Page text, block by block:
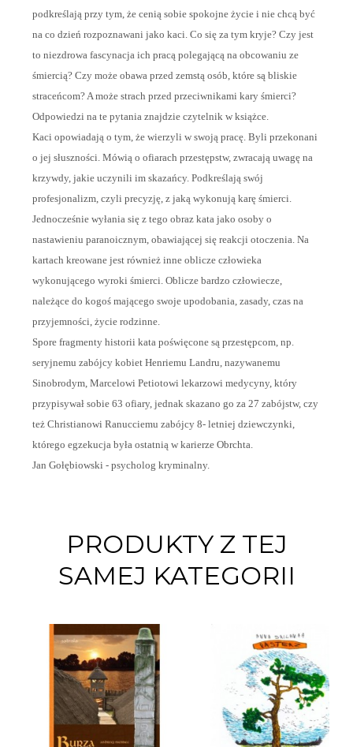
podkreślają przy tym, że cenią sobie spokojne życie i nie chcą być
na co dzień rozpoznawani jako kaci. Co się za tym kryje? Czy jest
to niezdrowa fascynacja ich pracą polegającą na obcowaniu ze
śmiercią? Czy może obawa przed zemstą osób, które są bliskie
straceńcom? A może strach przed przeciwnikami kary śmierci?
Odpowiedzi na te pytania znajdzie czytelnik w książce.
Kaci opowiadają o tym, że wierzyli w swoją pracę. Byli przekonani
o jej słuszności. Mówią o ofiarach przestępstw, zwracają uwagę na
krzywdy, jakie uczynili im skazańcy. Podkreślają swój
profesjonalizm, czyli precyzję, z jaką wykonują karę śmierci.
Jednocześnie wyłania się z tego obraz kata jako osoby o
nastawieniu paranoicznym, obawiającej się reakcji otoczenia. Na
kartach kreowane jest również inne oblicze człowieka
wykonującego wyroki śmierci. Oblicze bardzo człowiecze,
należące do kogoś mającego swoje upodobania, zasady, czas na
przyjemności, życie rodzinne.
Spore fragmenty historii kata poświęcone są przestępcom, np.
seryjnemu zabójcy kobiet Henriemu Landru, nazywanemu
Sinobrodym, Marcelowi Petiotowi lekarzowi medycyny, który
przypisywał sobie 63 ofiary, jednak skazano go za 27 zabójstw, czy
też Christianowi Ranucciemu zabójcy 8- letniej dziewczynki,
którego egzekucja była ostatnią w karierze Obrchta.
Jan Gołębiowski - psycholog kryminalny.
PRODUKTY Z TEJ
SAMEJ KATEGORII